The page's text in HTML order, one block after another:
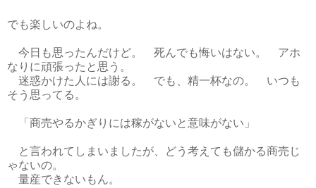
でも楽しいのよね。
今日も思ったんだけど。 死んでも悔いはない。 アホ
なりに頑張ったと思う。
迷惑かけた人には謝る。 でも、精一杯なの。 いつも
そう思ってる。
「商売やるかぎりには稼がないと意味がない」
と言われてしまいましたが、どう考えても儲かる商売じ
ゃないの。
量産できないもん。